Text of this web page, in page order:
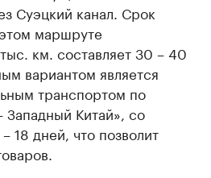
Суэцкий канал. Срок
маршруте
км. составляет 30 – 40
вариантом является
транспортом по
Китай», со
18 дней, что позволит